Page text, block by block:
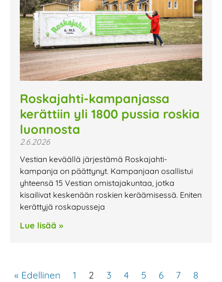
Roskajahti-kampanjassa
kerättiin yli 1800 pussia roskia
luonnosta
2.6.2026
Vestian keväällä järjestämä Roskajahti-
kampanja on päättynyt. Kampanjaan osallistui
yhteensä 15 Vestian omistajakuntaa, jotka
kisailivat keskenään roskien keräämisessä. Eniten
kerättyjä roskapusseja
Lue lisää »
« Edellinen 1 2 3 4 5 6 7
8